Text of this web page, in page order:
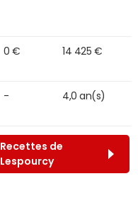
0 € 14 425 €
- 4,0 an(s)
Recettes de
Lespourcy